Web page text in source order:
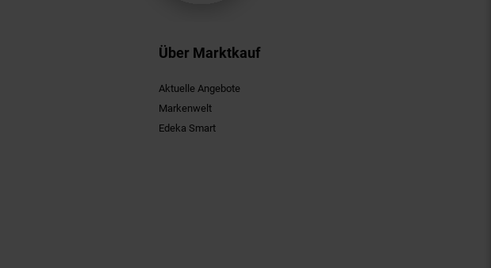
Über Marktkauf
Aktuelle Angebote
Markenwelt
Edeka Smart